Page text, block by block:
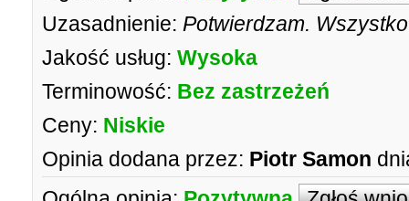
Uzasadnienie: Potwierdzam.
Jakość usług: Wysoka
Terminowość: Bez zastrzeżeń
Ceny: Niskie
Opinia dodana przez: Piotr Samon